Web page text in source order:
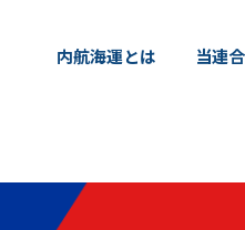
内航海運とは 当連